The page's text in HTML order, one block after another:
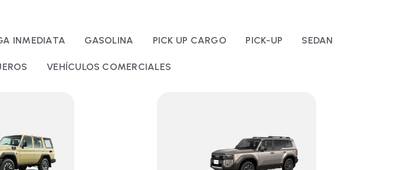
INMEDIATA GASOLINA PICK UP CARGO PICK-UP SEDAN
VEHÍCULOS COMERCIALES